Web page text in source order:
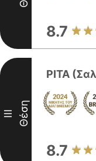
8.7
III Θέση
ΡΙΤΑ
8.7